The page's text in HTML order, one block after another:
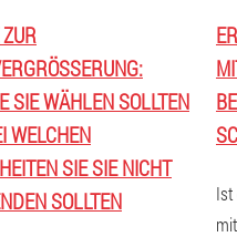
W
WÄHLEN SOLLTEN U
K
SIE SIE NICHT V
SOLLTEN
Ist